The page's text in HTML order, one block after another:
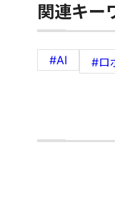
関連キー
#AI #ロ